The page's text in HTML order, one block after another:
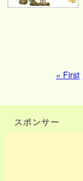
« First
スポンサー